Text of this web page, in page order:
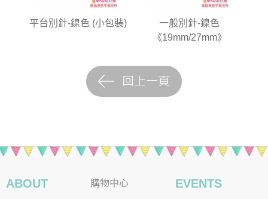
平台別針-鎳色 (小包裝)
一般別針-鎳色
《19mm/27mm》
ABOUT 購物中心 EVENTS